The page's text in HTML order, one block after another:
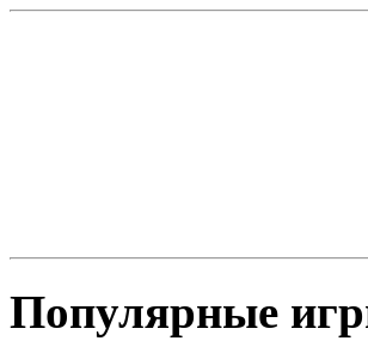
Популярные